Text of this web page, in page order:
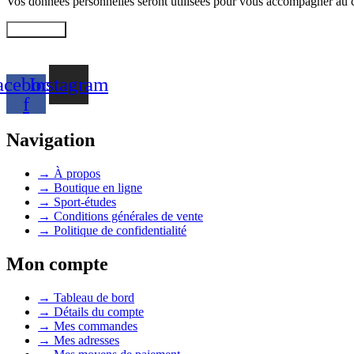
f
Instagram
Navigation
→ À propos
→ Boutique en ligne
→ Sport-études
→ Conditions générales de vente
→ Politique de confidentialité
Mon compte
→ Tableau de bord
→ Détails du compte
→ Mes commandes
→ Mes adresses